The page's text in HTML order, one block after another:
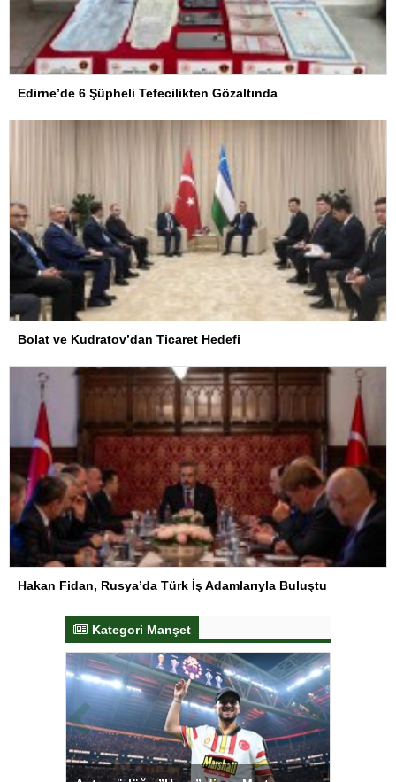
Edirne’de 6 Şüpheli Tefecilikten Gözaltında
Bolat ve Kudratov’dan Ticaret Hedefi
Hakan Fidan, Rusya’da Türk İş Adamlarıyla Buluştu
Kategori Manşet